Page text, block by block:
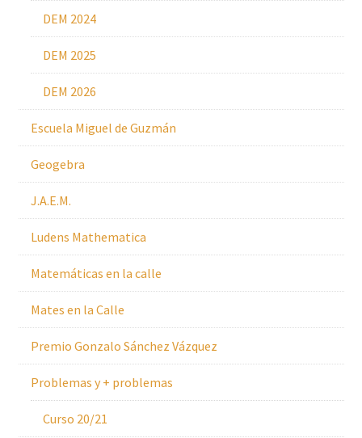
DEM 2024
DEM 2025
DEM 2026
Escuela Miguel de Guzmán
Geogebra
J.A.E.M.
Ludens Mathematica
Matemáticas en la calle
Mates en la Calle
Premio Gonzalo Sánchez Vázquez
Problemas y + problemas
Curso 20/21